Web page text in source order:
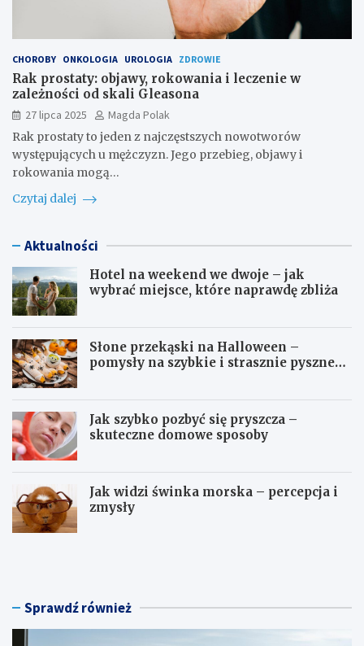
CHOROBY ONKOLOGIA UROLOGIA ZDROWIE
Rak prostaty: objawy, rokowania i leczenie w
zależności od skali Gleasona
27 lipca 2025
Magda Polak
Rak prostaty to jeden z najczęstszych nowotworów
występujących u mężczyzn. Jego przebieg, objawy i
rokowania mogą…
Czytaj dalej
Aktualności
Hotel na weekend we dwoje – jak
wybrać miejsce, które naprawdę zbliża
Słone przekąski na Halloween –
pomysły na szybkie i strasznie pyszne
Jak szybko pozbyć się pryszcza –
skuteczne domowe sposoby
Jak widzi świnka morska – percepcja i
zmysły
H
n
S
p Sprawdź również